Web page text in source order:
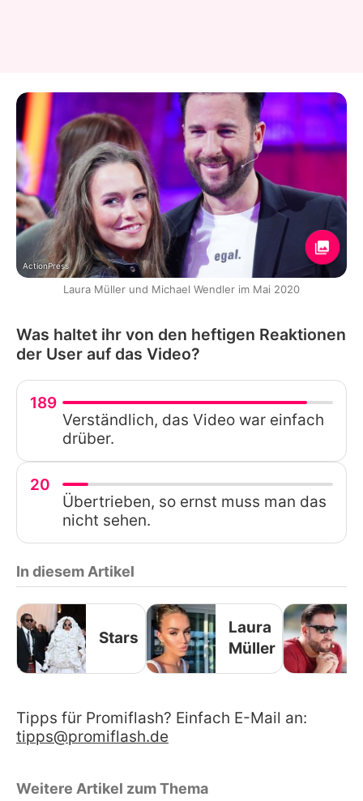
ActionPress
Laura Müller und Michael Wendler im Mai 2020
Was haltet ihr von den heftigen Reaktionen
der User auf das Video?
189
Verständlich, das Video war einfach
drüber.
20
Übertrieben, so ernst muss man das
nicht sehen.
In diesem Artikel
Stars
Laura
Müller
Tipps für Promiflash? Einfach E-Mail an:
tipps@promiflash.de
Weitere Artikel zum Thema